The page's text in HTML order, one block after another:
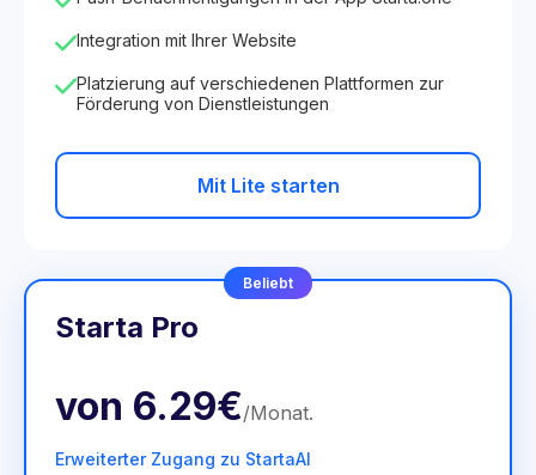
Integration mit Ihrer Website
Platzierung auf verschiedenen Plattformen zur
Förderung von Dienstleistungen
Mit Lite starten
Beliebt
Starta Pro
von 6.29€/Monat.
Erweiterter Zugang zu StartaAI